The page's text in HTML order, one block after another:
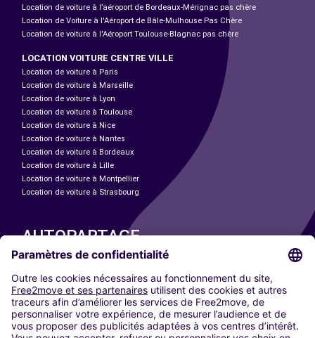
Location de voiture à l’aéroport de Bordeaux-Mérignac pas chère
Location de Voiture à l'Aéroport de Bâle-Mulhouse Pas Chère
Location de voiture à l'Aéroport Toulouse-Blagnac pas chère
LOCATION VOITURE CENTRE VILLE
Location de voiture à Paris
Location de voiture à Marseille
Location de voiture à Lyon
Location de voiture à Toulouse
Location de voiture à Nice
Location de voiture à Nantes
Location de voiture à Bordeaux
Location de voiture à Lille
Location de voiture à Montpellier
Location de voiture à Strasbourg
AUTOPARTAGE
Paris
Madrid
Washington DC
Milan
Rome